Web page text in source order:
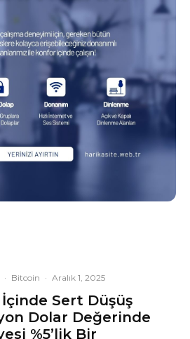
· Bitcoin · Aralık 1, 2025
Sert Düşüş
Dolar Değerinde
%5’lik Bir